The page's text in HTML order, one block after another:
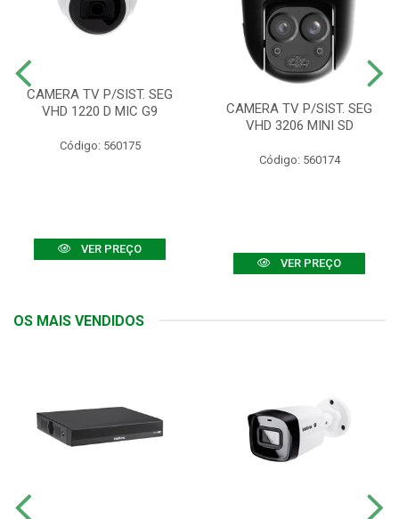
CAMERA TV P/SIST. SEG
VHD 1220 D MIC G9
Código: 560175
VER PREÇO
CAMERA TV P/SIST. SEG
VHD 3206 MINI SD
Código: 560174
VER PREÇO
OS MAIS VENDIDOS